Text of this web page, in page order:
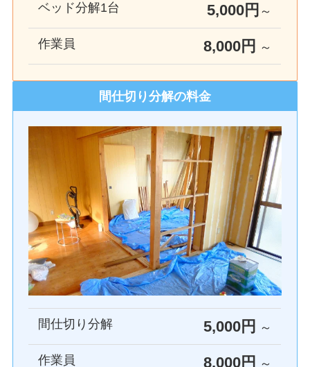
ベッド分解1台 5,000円 ～
作業員 8,000円 ～
間仕切り分解の料金
間仕切り分解 5,000円 ～
作業員 8,000円 ～